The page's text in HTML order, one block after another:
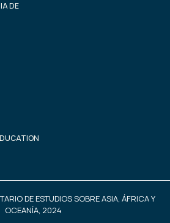
DE
DE ESTUDIOS SOBRE ASIA, ÁFRICA Y
OCEANÍA, 2024